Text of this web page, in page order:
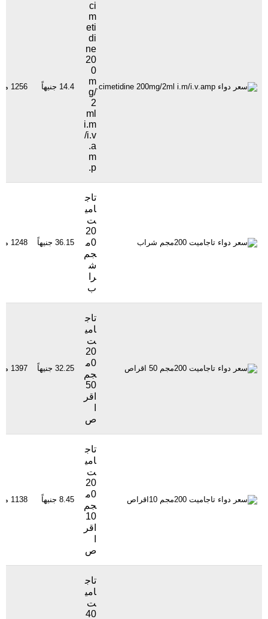
ci
m
eti
di
ne
20
0
m
g/
2
ml
i.m
/i.v
.a
m
p.
14.4 جنيهاً 1256 مشاهدة
تاج
امي
ت
20
0م
جم
ش
را
ب
36.15 جنيهاً 1248 مشاهدة
تاج
امي
ت
20
0م
جم
50
اقر
ص
32.25 جنيهاً 1397 مشاهدة
تاج
امي
ت
20
0م
جم
10
اقر
ص
8.45 جنيهاً 1138 مشاهدة
تاج
امي
ت
40